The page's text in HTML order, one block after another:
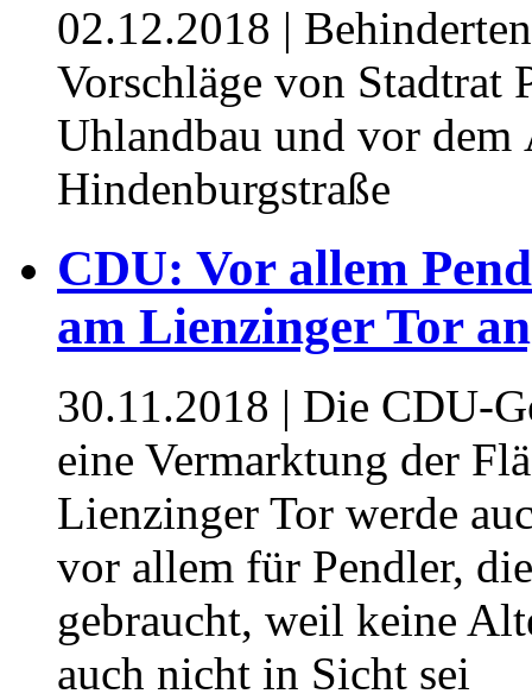
02.12.2018 |
Vorschläge von Stadtrat
Uhlandbau und vor dem
Hindenburgstraße
CDU: Vor allem
am Lienzinger Tor
30.11.2018 | Die CDU-
eine Vermarktung der
Lienzinger Tor werde
vor allem für Pendler,
gebraucht, weil keine
auch nicht in Sicht sei